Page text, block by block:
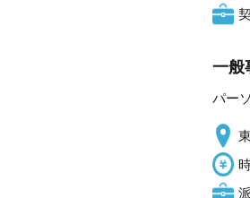
一般
パー